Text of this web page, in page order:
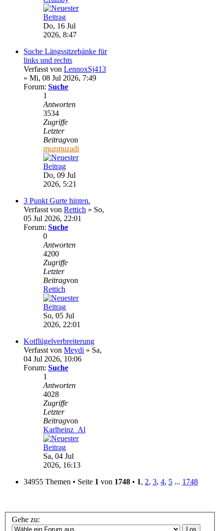
Do, 16 Jul
2026, 8:47
Suche Längssitzebänke für
links und rechts
Verfasst von LennoxSj413
» Mi, 08 Jul 2026, 7:49
Forum: Suche
1
Antworten
3534
Zugriffe
Letzter
Beitragvon
muzmuzadi
Do, 09 Jul
2026, 5:21
3 Punkt Gurte hinten.
Verfasst von Rettich » So,
05 Jul 2026, 22:01
Forum: Suche
0
Antworten
4200
Zugriffe
Letzter
Beitragvon
Rettich
So, 05 Jul
2026, 22:01
Kotflügelverbreiterung
Verfasst von Meydi » Sa,
04 Jul 2026, 10:06
Forum: Suche
1
Antworten
4028
Zugriffe
Letzter
Beitragvon
Karlheinz_Al
Sa, 04 Jul
2026, 16:13
34955 Themen • Seite 1 von 1748 • 1, 2, 3, 4, 5 ... 1748
Gehe zu: